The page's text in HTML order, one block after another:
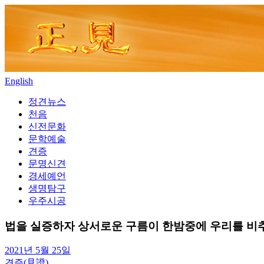
Skip
English
정견뉴스
천음
신전문화
문학예술
견증
문명신견
경세예언
생명탐구
우주시공
법을 실증하자 상서로운 구름이 한밤중에 우리를 비
2021년 5월 25일